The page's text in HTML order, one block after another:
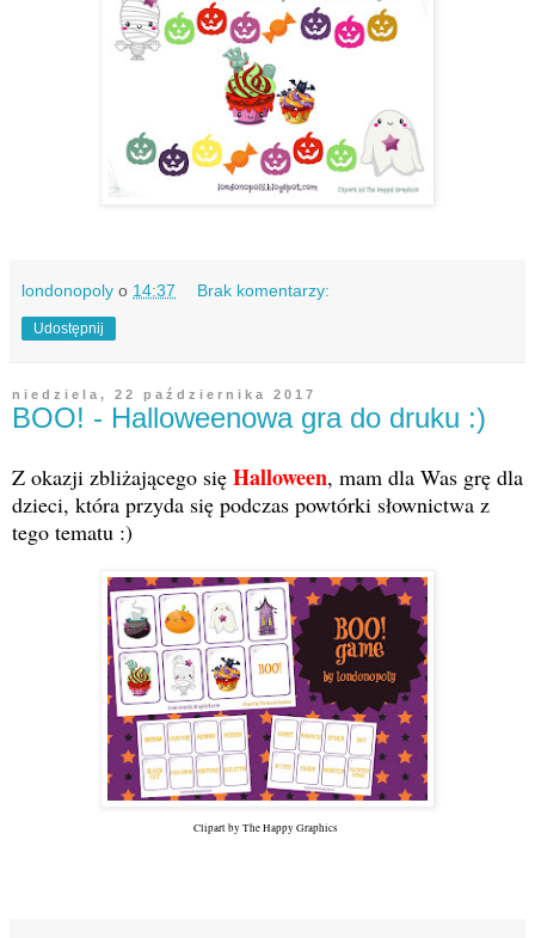
londonopoly o 14:37 Brak komentarzy:
Udostępnij
niedziela, 22 października 2017
BOO! - Halloweenowa gra do druku :)
Z okazji zbliżającego się Halloween, mam dla Was grę dla
dzieci, która przyda się podczas powtórki słownictwa z
tego tematu :)
Clipart by The Happy Graphics